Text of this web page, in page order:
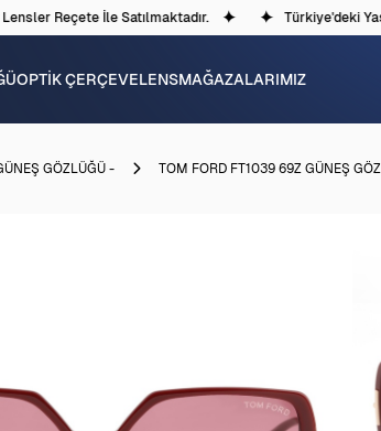
Reçete İle Satılmaktadır. Türkiye'deki
OPTİK ÇERÇEVELENSMAĞAZALARIMIZ
GÖZLÜĞÜ - TOM FORD FT1039 69Z GÜNEŞ